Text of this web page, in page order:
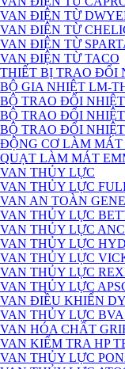
VAN ĐIỆN TỪ
VAN ĐIỆN TỪ
VAN ĐIỆN TỪ
VAN ĐIỆN TỪ TACO
THIẾT BỊ TRAO ĐỔI
BỘ GIA NHIỆT LM-
BỘ TRAO ĐỔI
BỘ TRAO ĐỔI
BỘ TRAO ĐỔI
ĐỘNG CƠ LÀM MÁT
QUẠT LÀM MÁT
VAN THỦY LỰC
VAN THỦY LỰC
VAN AN TOÀN
VAN THỦY LỰC
VAN THỦY LỰC
VAN THỦY LỰC
VAN THỦY LỰC
VAN THỦY LỰC
VAN THỦY LỰC
VAN ĐIỀU KHIỂN
VAN THỦY LỰC
VAN HÓA CHẤT
VAN KIỂM TRA HP
VAN THỦY LỰC